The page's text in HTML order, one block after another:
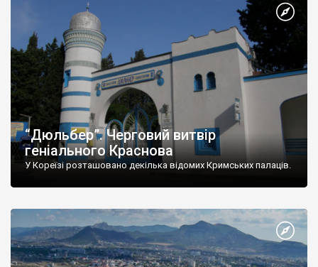
“Дюльбер”. Черговий витвір
геніального Краснова
У Кореїзі розташовано декілька відомих Кримських палаців.